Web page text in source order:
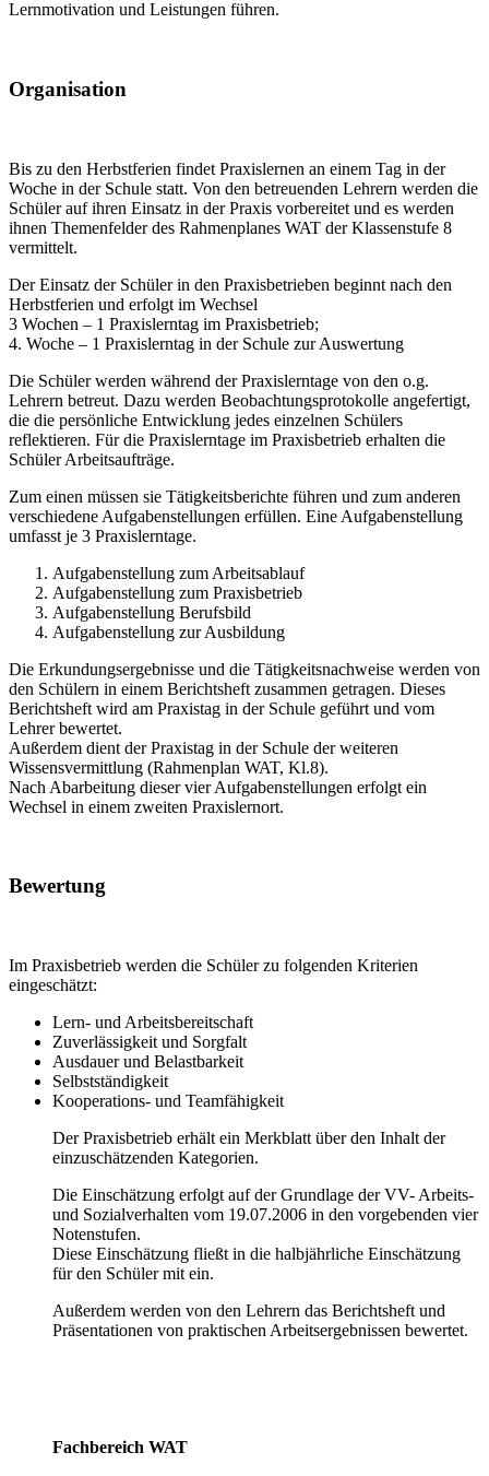
Lernmotivation und Leistungen führen.
Organisation
Bis zu den Herbstferien findet Praxislernen an einem Tag in der
Woche in der Schule statt. Von den betreuenden Lehrern werden die
Schüler auf ihren Einsatz in der Praxis vorbereitet und es werden
ihnen Themenfelder des Rahmenplanes WAT der Klassenstufe 8
vermittelt.
Der Einsatz der Schüler in den Praxisbetrieben beginnt nach den
Herbstferien und erfolgt im Wechsel
3 Wochen – 1 Praxislerntag im Praxisbetrieb;
4. Woche – 1 Praxislerntag in der Schule zur Auswertung
Die Schüler werden während der Praxislerntage von den o.g.
Lehrern betreut. Dazu werden Beobachtungsprotokolle angefertigt,
die die persönliche Entwicklung jedes einzelnen Schülers
reflektieren. Für die Praxislerntage im Praxisbetrieb erhalten die
Schüler Arbeitsaufträge.
Zum einen müssen sie Tätigkeitsberichte führen und zum anderen
verschiedene Aufgabenstellungen erfüllen. Eine Aufgabenstellung
umfasst je 3 Praxislerntage.
Aufgabenstellung zum Arbeitsablauf
Aufgabenstellung zum Praxisbetrieb
Aufgabenstellung Berufsbild
Aufgabenstellung zur Ausbildung
Die Erkundungsergebnisse und die Tätigkeitsnachweise werden von
den Schülern in einem Berichtsheft zusammen getragen. Dieses
Berichtsheft wird am Praxistag in der Schule geführt und vom
Lehrer bewertet.
Außerdem dient der Praxistag in der Schule der weiteren
Wissensvermittlung (Rahmenplan WAT, Kl.8).
Nach Abarbeitung dieser vier Aufgabenstellungen erfolgt ein
Wechsel in einem zweiten Praxislernort.
Bewertung
Im Praxisbetrieb werden die Schüler zu folgenden Kriterien
eingeschätzt:
Lern- und Arbeitsbereitschaft
Zuverlässigkeit und Sorgfalt
Ausdauer und Belastbarkeit
Selbstständigkeit
Kooperations- und Teamfähigkeit
Der Praxisbetrieb erhält ein Merkblatt über den Inhalt der
einzuschätzenden Kategorien.
Die Einschätzung erfolgt auf der Grundlage der VV- Arbeits-
und Sozialverhalten vom 19.07.2006 in den vorgebenden vier
Notenstufen.
Diese Einschätzung fließt in die halbjährliche Einschätzung
für den Schüler mit ein.
Außerdem werden von den Lehrern das Berichtsheft und
Präsentationen von praktischen Arbeitsergebnissen bewertet.
Fachbereich WAT